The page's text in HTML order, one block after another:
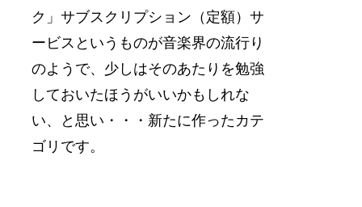
ク」サブスクリプション（定額）サ
ービスというものが音楽界の流行り
のようで、少しはそのあたりを勉強
しておいたほうがいいかもしれな
い、と思い・・・新たに作ったカテ
ゴリです。